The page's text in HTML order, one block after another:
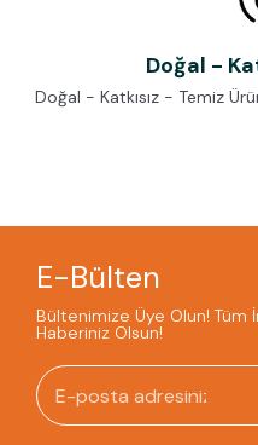
Doğal -
Doğal - Katkısız - Temiz
E-Bülten
Bültenimize Üye Olun! Tüm
Haberiniz Olsun!